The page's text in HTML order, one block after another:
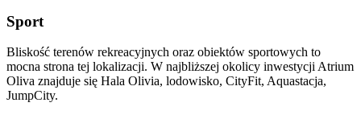
Sport
Bliskość terenów rekreacyjnych oraz obiektów sportowych to
mocna strona tej lokalizacji. W najbliższej okolicy inwestycji Atrium
Oliva znajduje się Hala Olivia, lodowisko, CityFit, Aquastacja,
JumpCity.